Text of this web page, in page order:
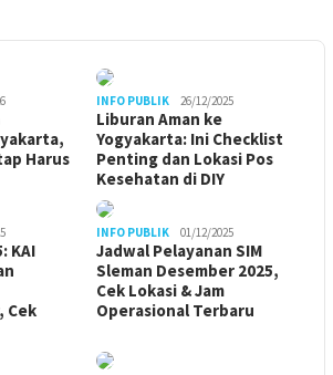
Harus
INFO PUBLIK 26/12/2025
Liburan Aman ke
Yogyakarta: Ini Checklist
Penting dan Lokasi Pos
Kesehatan di DIY
KAI
Cek
INFO PUBLIK 01/12/2025
Jadwal Pelayanan SIM
Sleman Desember 2025,
Cek Lokasi & Jam
Operasional Terbaru